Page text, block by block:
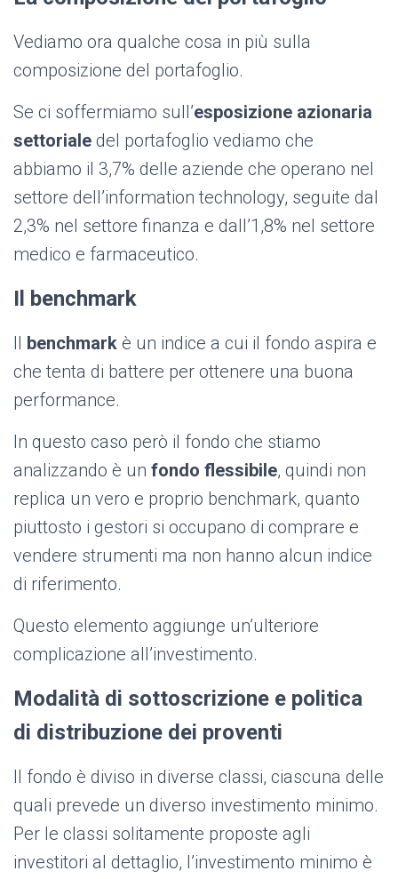
Vediamo ora qualche cosa in più sulla
composizione del portafoglio.
Se ci soffermiamo sull’esposizione azionaria
settoriale del portafoglio vediamo che
abbiamo il 3,7% delle aziende che operano nel
settore dell’information technology, seguite dal
2,3% nel settore finanza e dall’1,8% nel settore
medico e farmaceutico.
Il benchmark
Il benchmark è un indice a cui il fondo aspira e
che tenta di battere per ottenere una buona
performance.
In questo caso però il fondo che stiamo
analizzando è un fondo flessibile, quindi non
replica un vero e proprio benchmark, quanto
piuttosto i gestori si occupano di comprare e
vendere strumenti ma non hanno alcun indice
di riferimento.
Questo elemento aggiunge un’ulteriore
complicazione all’investimento.
Modalità di sottoscrizione e politica
di distribuzione dei proventi
Il fondo è diviso in diverse classi, ciascuna delle
quali prevede un diverso investimento minimo.
Per le classi solitamente proposte agli
investitori al dettaglio, l’investimento minimo è